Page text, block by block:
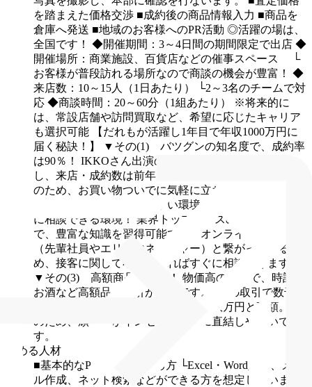
を踏まえた価格交渉 ■成約後の商品情報入力 ■商品を
倉庫へ発送 ■地域のお客様へのPR活動 ◎活躍の場は、
全国です！
◆開催期間：3～4日間の期間限定で出店 ◆
開催場所：商業施設、百貨店などの催事スペース
└
お客様が普段訪れる場所なので商談の機会が豊富！
◆
来店数：10～15人（1日あたり）
└2～3名のチームで対
応 ◆商談時間：20～60分（1組あたり）
※将来的に
は、常設店舗や訪問買取など、希望に応じたキャリア
も選択可能
【だれもが活躍し1年目で年収1000万円に
届く秘訣！】
▼その(1) バツグンの知名度で、成約率
は90％！
IKKOさん出演のTVCMで知名度が急上昇
し、来店・成約数は前年比2倍以上。商業施設での開催
のため、お買い物ついでに気軽に立ち寄る方が多く、
未経験でも成果を出しやすい環境です。
に相談できる環境！
業界トップクラスの品目を扱う中
で、豊富な知識を習得可能です。オンラインで本部
（先輩社員やエリアマネージャー）と繋がっているた
め、接客に関して不安があればすぐに相談できます。
▼その(3) 高額商品の取引！
物価高の影響で、時計や
お酒など高額品の取引が活発です。1度の取引で数千万
円になることもあり、平均単価も十数万円と高額。そ
のため、頑張りがインセンティブに直結しやすいで
す。
求める人材
■基本的なPC操作ができる方 └Excel・Word入力、メー
ル作成、ネット検索などができる方を想定していま